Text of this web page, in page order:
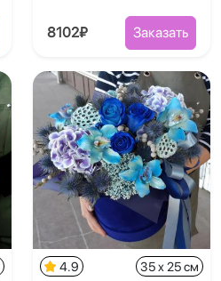
8102₽ Заказать
4.9 35 x 25 см